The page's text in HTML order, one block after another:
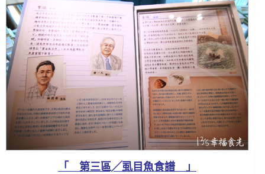
「 第三區╱虱目魚食譜 」